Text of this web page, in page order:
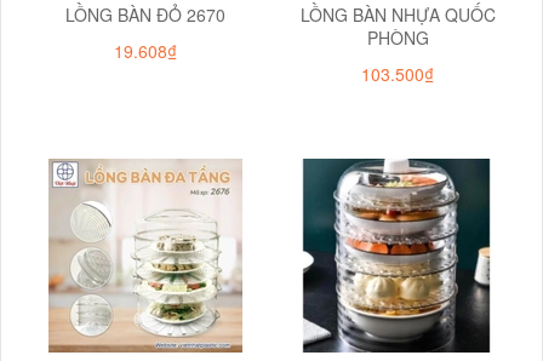
LỒNG BÀN ĐỎ 2670
19.608₫
LỒNG BÀN NHỰA QUỐC
PHÒNG
103.500₫